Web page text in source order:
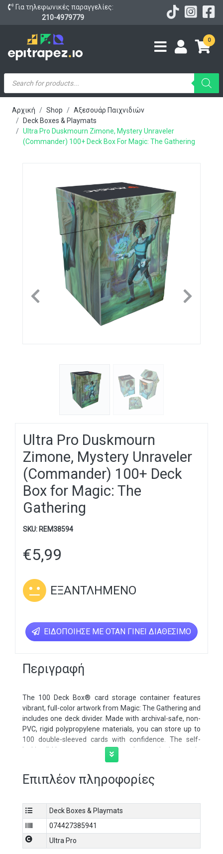
Για τηλεφωνικές παραγγελίες:
210-4979779
0
Products
search
Αρχική Shop
Αξεσουάρ Παιχνιδιών
Deck Boxes & Playmats
Ultra Pro Duskmourn Zimone, Mystery Unraveler
(Commander) 100+ Deck Box For Magic: The Gathering
Previous Next
Ultra Pro Duskmourn
Zimone, Mystery Unraveler
(Commander) 100+ Deck
Box for Magic: The
Gathering
SKU: REM38594
€5,99
ΕΞΑΝΤΛΗΜΈΝΟ
ΕΙΔΟΠΟΊΗΣΕ ΜΕ ΌΤΑΝ ΓΊΝΕΙ ΔΙΑΘΈΣΙΜΟ
Περιγραφή
The 100 Deck Box® card storage container features
vibrant, full-color artwork from Magic: The Gathering and
includes one deck divider. Made with archival-safe, non-
PVC, rigid polypropylene materials, you can store up to
100 double-sleeved cards with confidence. The self-
locking lid keeps your cards securely stored when not in
use, while also offering easy access. Sized for standard-
storage for Magic: The Gathering Duskmourn
Unraveler (Commander) by Mila Pesic
Holds up to 100 standard size cards double-sleeved
Made with archival-safe, rigid polypropylene materials
Επιπλέον πληροφορίες
Deck Boxes & Playmats
074427385941
Ultra Pro